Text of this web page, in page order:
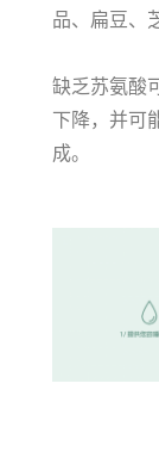
品、扁豆、
缺乏苏氨酸
下降，并可
成。